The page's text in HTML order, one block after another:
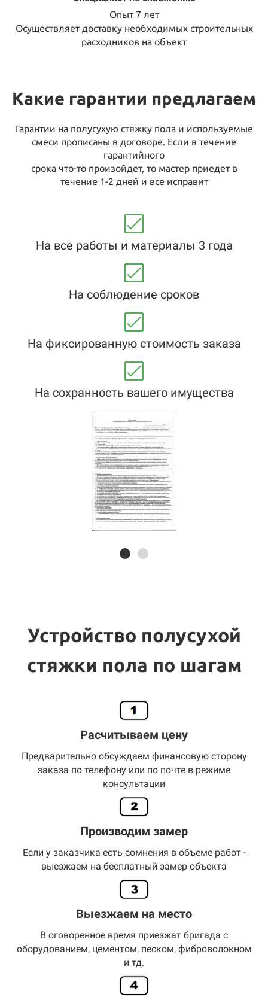
Опыт 7 лет
Осуществляет доставку необходимых строительных
расходников на объект
Какие гарантии предлагаем
Гарантии на полусухую стяжку пола и используемые
смеси прописаны в договоре. Если в течение
гарантийного
срока что-то произойдет, то мастер приедет в
течение 1-2 дней и все исправит
На все работы и материалы 3 года
На соблюдение сроков
На фиксированную стоимость заказа
На сохранность вашего имущества
Устройство полусухой
стяжки пола по шагам
Расчитываем цену
Предварительно обсуждаем финансовую сторону
заказа по телефону или по почте в режиме
консультации
Производим замер
Если у заказчика есть сомнения в объеме работ -
выезжаем на бесплатный замер объекта
Выезжаем на место
В оговоренное время приезжат бригада с
оборудованием, цементом, песком, фиброволокном
и тд.